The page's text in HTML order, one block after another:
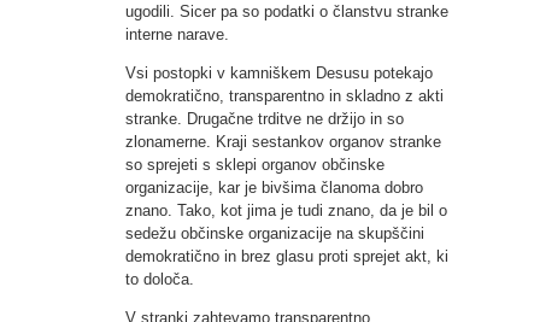
ugodili. Sicer pa so podatki o članstvu stranke
interne narave.
Vsi postopki v kamniškem Desusu potekajo
demokratično, transparentno in skladno z akti
stranke. Drugačne trditve ne držijo in so
zlonamerne. Kraji sestankov organov stranke
so sprejeti s sklepi organov občinske
organizacije, kar je bivšima članoma dobro
znano. Tako, kot jima je tudi znano, da je bil o
sedežu občinske organizacije na skupščini
demokratično in brez glasu proti sprejet akt, ki
to določa.
V stranki zahtevamo transparentno